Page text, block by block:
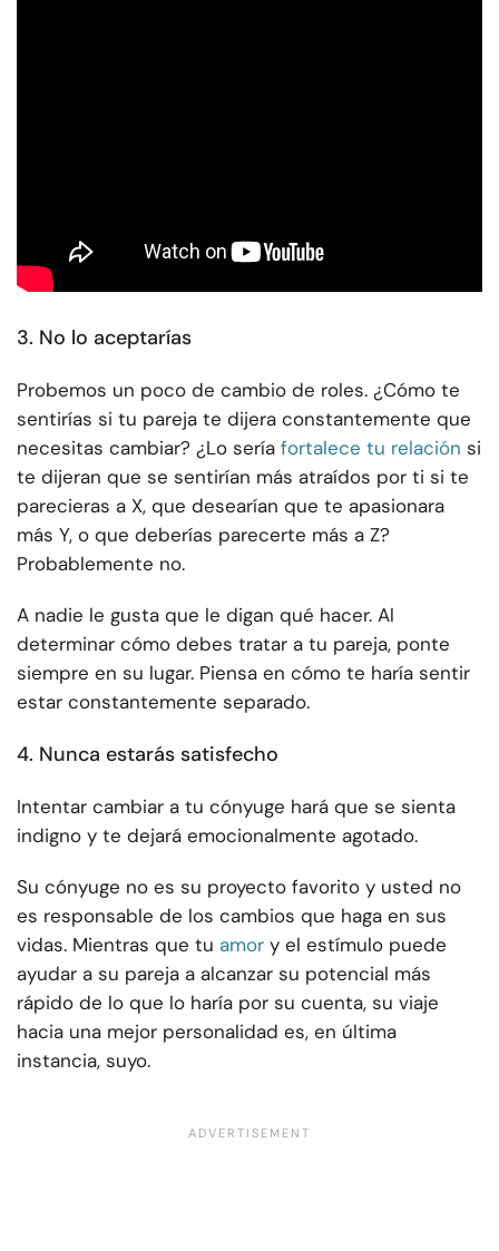
3. No lo aceptarías
Probemos un poco de cambio de roles. ¿Cómo te
sentirías si tu pareja te dijera constantemente que
necesitas cambiar? ¿Lo sería fortalece tu relación si
te dijeran que se sentirían más atraídos por ti si te
parecieras a X, que desearían que te apasionara
más Y, o que deberías parecerte más a Z?
Probablemente no.
A nadie le gusta que le digan qué hacer. Al
determinar cómo debes tratar a tu pareja, ponte
siempre en su lugar. Piensa en cómo te haría sentir
estar constantemente separado.
4. Nunca estarás satisfecho
Intentar cambiar a tu cónyuge hará que se sienta
indigno y te dejará emocionalmente agotado.
Su cónyuge no es su proyecto favorito y usted no
es responsable de los cambios que haga en sus
vidas. Mientras que tu amor y el estímulo puede
ayudar a su pareja a alcanzar su potencial más
rápido de lo que lo haría por su cuenta, su viaje
hacia una mejor personalidad es, en última
instancia, suyo.